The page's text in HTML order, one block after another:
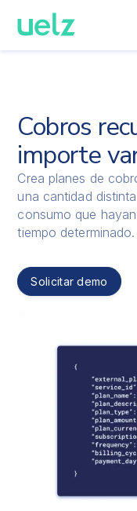
Cobros
importe
Crea planes de
una cantidad
consumo que
tiempo determinado.
Solicitar demo